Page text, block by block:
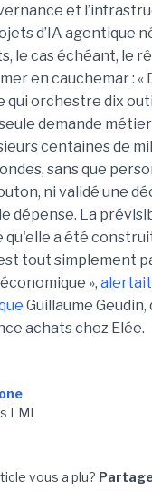
et
d’IA agentique
le cas échéant, le
en cauchemar : «
qui orchestre dix
demande
centaines de
sans que
ni validé une
dépense. La
a été
tout simplement
», alertait
Guillaume
achats chez Elée.
LMI
vous a plu?